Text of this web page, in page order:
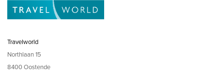
Travelworld
Northlaan 15
8400 Oostende